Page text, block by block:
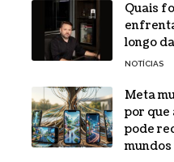
Quais
longo
NOTÍCIAS
Meta
por
pode